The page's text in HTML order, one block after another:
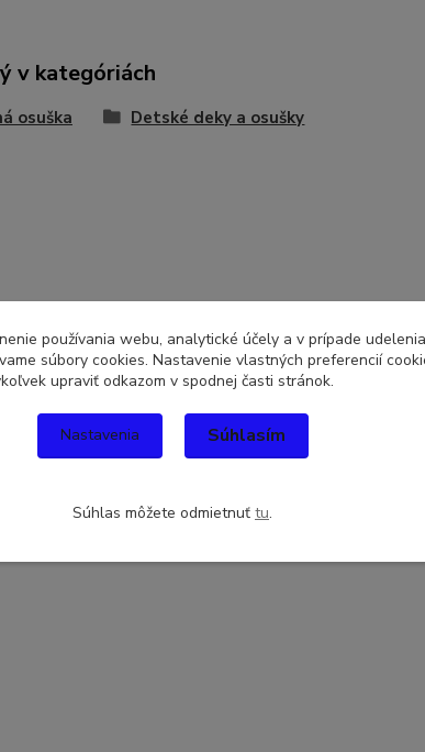
v kategóriách
osuška Detské deky a osušky
používania webu, analytické účely a v prípade
súbory cookies. Nastavenie vlastných preferencií
upraviť odkazom v spodnej časti stránok.
Nastavenia Súhlasím
Súhlas môžete odmietnuť tu.